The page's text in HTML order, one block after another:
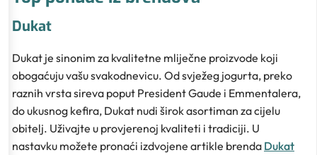
Dukat
Dukat je sinonim za kvalitetne mliječne proizvode koji
obogaćuju vašu svakodnevicu. Od svježeg jogurta, preko
raznih vrsta sireva poput President Gaude i Emmentalera,
do ukusnog kefira, Dukat nudi širok asortiman za cijelu
obitelj. Uživajte u provjerenoj kvaliteti i tradiciji. U
nastavku možete pronaći izdvojene artikle brenda Dukat